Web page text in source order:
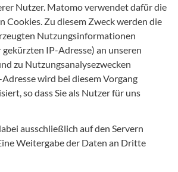
Nutzer. Matomo verwendet dafür die
Cookies. Zu diesem Zweck werden die
Nutzungsinformationen
IP-Adresse) an unseren
zu Nutzungsanalysezwecken
wird bei diesem Vorgang
so dass Sie als Nutzer für uns
ausschließlich auf den Servern
Weitergabe der Daten an Dritte